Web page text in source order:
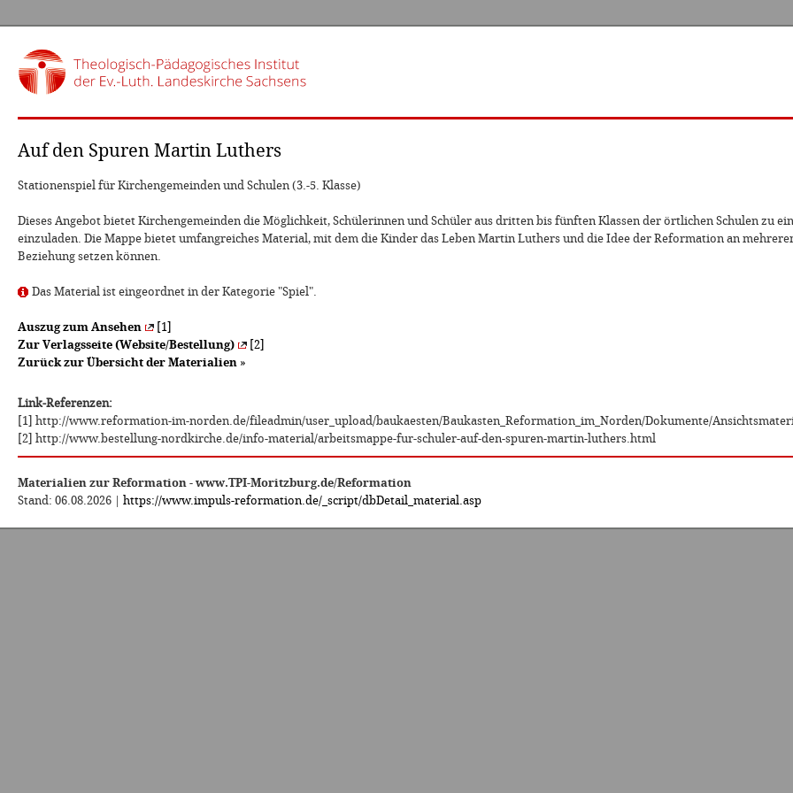
Auf den Spuren Martin Luthers
Stationenspiel für Kirchengemeinden und Schulen (3.-5. Klasse)
Dieses Angebot bietet Kirchengemeinden die Möglichkeit, Schülerinnen und Schüler aus dritten bis fünften Klassen der örtlichen Schulen zu
einzuladen. Die Mappe bietet umfangreiches Material, mit dem die Kinder das Leben Martin Luthers und die Idee der Reformation an
Beziehung setzen können.
Das Material ist eingeordnet in der Kategorie "Spiel".
Auszug zum Ansehen
[1]
Zur Verlagsseite (Website/Bestellung)
[2]
Zurück zur Übersicht der Materialien »
Link-Referenzen:
[1] http://www.reformation-im-norden.de/fileadmin/user_upload/baukaesten/Baukasten_Reformation_im_Norden/Dokumente/
[2] http://www.bestellung-nordkirche.de/info-material/arbeitsmappe-fur-schuler-auf-den-spuren-martin-luthers.html
Materialien zur Reformation - www.TPI-Moritzburg.de/Reformation
Stand: 06.08.2026 | https://www.impuls-reformation.de/_script/dbDetail_material.asp